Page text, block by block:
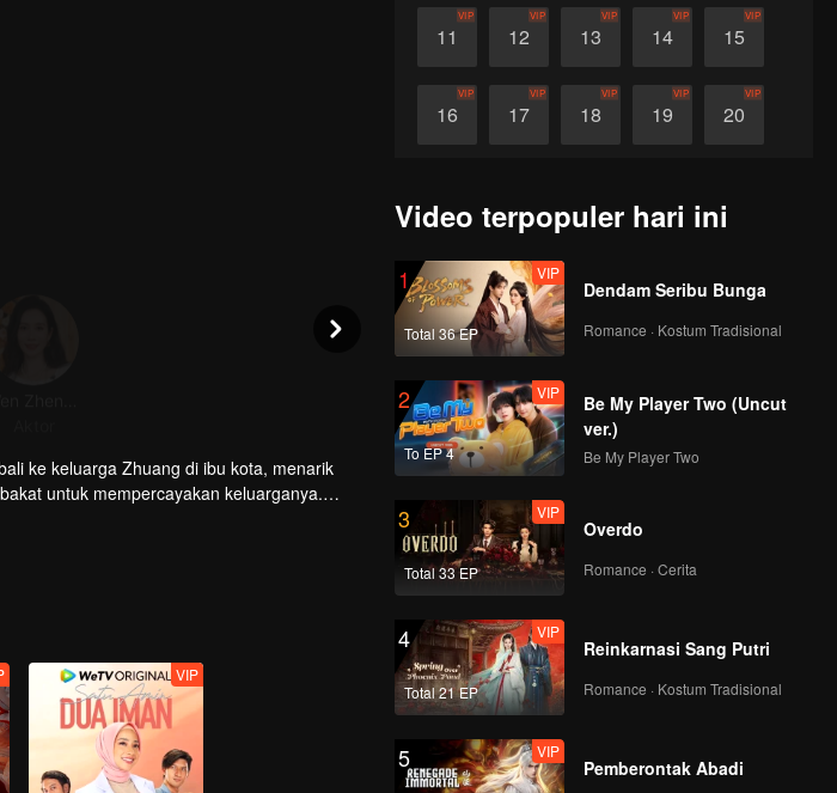
11
VIP
12
VIP
13
VIP
14
VIP
15
VIP
16
VIP
17
VIP
18
VIP
19
VIP
20
VIP
26 27
ke keluarga Zhuang di ibu kota, menarik
untuk mempercayakan keluarganya.
Han Yan dan Fu Yun Xi saling jatuh
hilang?
VIP
Video terpopuler hari ini
1
Total 36 EP
VIP
Dendam Seribu Bunga
Romance · Kostum Tradisional
2
To EP 4
VIP
Be My Player Two (Uncut
ver.)
Be My Player Two
3
Total 33 EP
VIP
Overdo
Romance · Cerita
4
Total 21 EP
VIP
Reinkarnasi Sang Putri
Romance · Kostum Tradisional
5 VIP
Pemberontak Abadi